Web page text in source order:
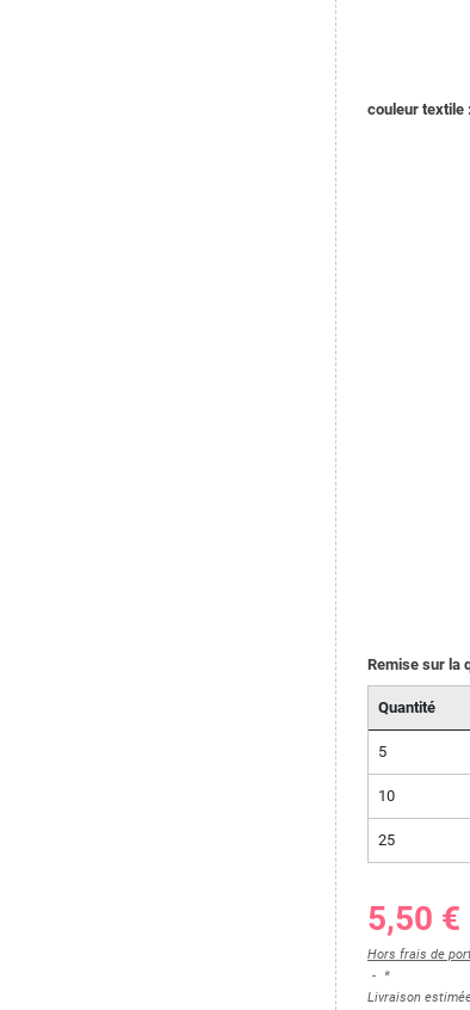
couleur textile :
Remise sur la
Quantité
5
10
25
5,50 €
Hors frais de
*
Livraison